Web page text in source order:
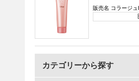
販売名 コラージュ
カテゴリーから探す